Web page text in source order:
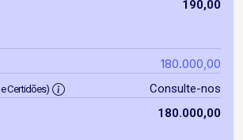
190,00
180.000,00
e Certidões)
Consulte-nos
180.000,00